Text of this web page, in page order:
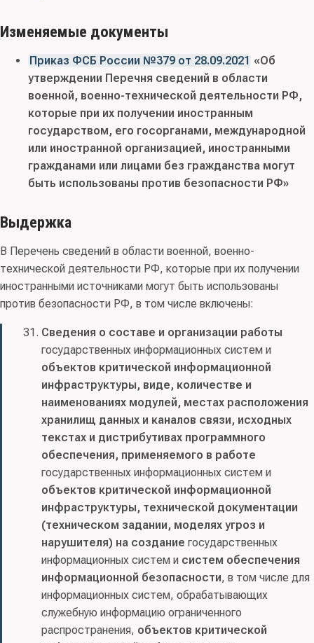
Изменяемые документы
Приказ ФСБ России №379 от 28.09.2021 «Об
утверждении Перечня сведений в области
военной, военно-технической деятельности РФ,
которые при их получении иностранным
государством, его госорганами, международной
или иностранной организацией, иностранными
гражданами или лицами без гражданства могут
быть использованы против безопасности РФ»
Выдержка
В Перечень сведений в области военной, военно-
технической деятельности РФ, которые при их получении
иностранными источниками могут быть использованы
против безопасности РФ, в том числе включены:
Сведения o составе и организации работы
государственных информационных систем и
объектов критической информационной
инфраструктуры, виде, количестве и
наименованиях модулей, местах расположения
хранилищ данных и каналов связи, исходных
текстах и дистрибутивах программного
обеспечения, применяемого в работе
государственных информационных систем и
объектов критической информационной
инфраструктуры, технической документации
(техническом задании, моделях угроз и
нарушителя) на создание государственных
информационных систем и систем обеспечения
информационной безопасности, в том числе для
информационных систем, обрабатывающих
служебную информацию ограниченного
распространения, объектов критической